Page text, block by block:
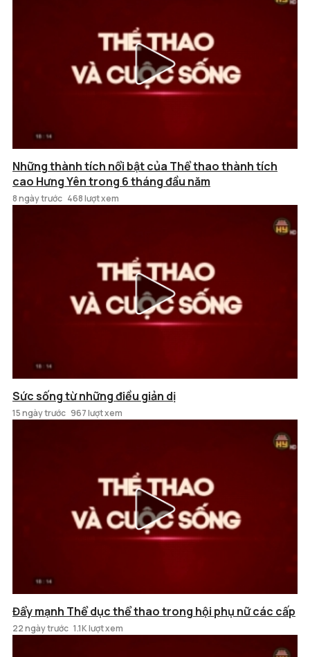
Những thành tích nổi bật của Thể thao thành tích
cao Hưng Yên trong 6 tháng đầu năm
8 ngày trước 468 lượt xem
Sức sống từ những điều giản dị
15 ngày trước 967 lượt xem
Đẩy mạnh Thể dục thể thao trong hội phụ nữ các cấp
22 ngày trước 1.1K lượt xem